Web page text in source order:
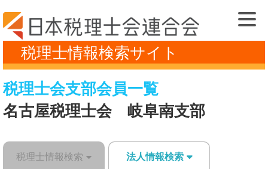
税理士情報検索サイト
税理士会支部会員一覧
名古屋税理士会 岐阜南支部
税理士情報検索 法人情報検索